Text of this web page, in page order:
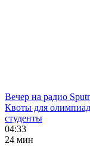
Вечер на радио
Квоты для
студенты
04:33
24 мин